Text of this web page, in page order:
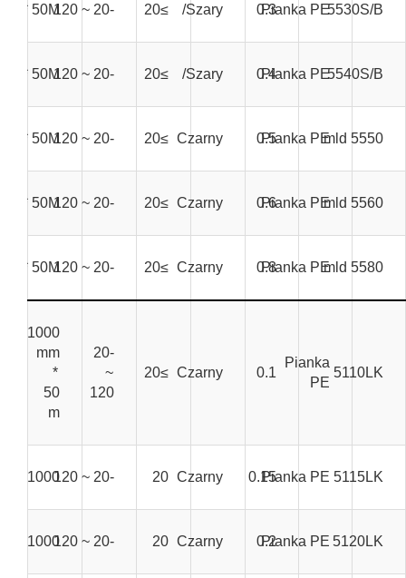
5530S/B
Pianka PE
0.3
Szary/
≥20
-20 ~ 120
* 50M
5540S/B
Pianka PE
0.4
Szary/
≥20
-20 ~ 120
* 50M
5550 mld
Pianka PE
0.5
Czarny
≥20
-20 ~ 120
* 50M
5560 mld
Pianka PE
0.6
Czarny
≥20
-20 ~ 120
* 50M
5580 mld
Pianka PE
0.8
Czarny
≥20
-20 ~ 120
* 50M
5110LK
Pianka
PE
0.1
Czarny
≥20
-20
~
120
1000
mm
*
50
m
5115LK
Pianka PE
0.15
Czarny
20
-20 ~ 120
1000 mm * 50 m
5120LK
Pianka PE
0.2
Czarny
20
-20 ~ 120
1000 mm * 50 m